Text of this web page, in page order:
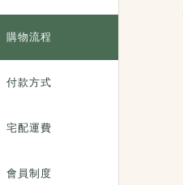
購物流程
付款方式
宅配運費
會員制度